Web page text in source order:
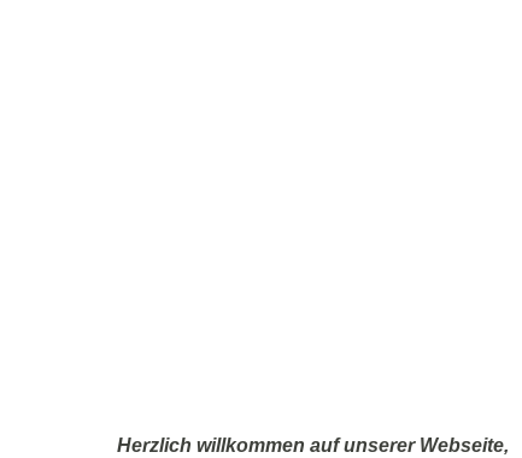
Herzlich willkommen auf unserer Webseite,